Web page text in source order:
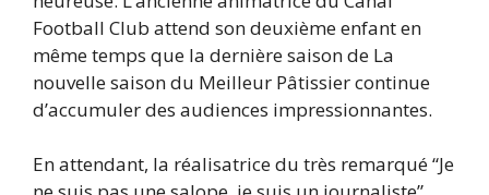
Football Club attend son deuxième enfant en
même temps que la dernière saison de La
nouvelle saison du Meilleur Pâtissier continue
d’accumuler des audiences impressionnantes.
En attendant, la réalisatrice du très remarqué “Je